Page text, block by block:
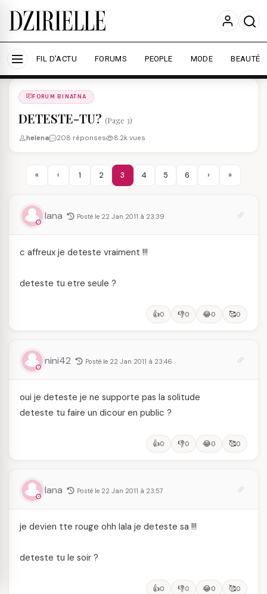
Nous utilisons des cookies pour améliorer votre
expérience et mesurer l'audience.
En savoir plus
Accepter tout Personnaliser
FIL D'ACTU FORUMS PEOPLE MODE BEAUTÉ
Forums
FORUM BINATNA
DETESTE-TU? (Page 3)
helena 208 réponses 8.2k vues
« ‹ 1 2 3 4 5 6 › »
lana Posté le 22 Jan 2011 à 23:39
c affreux je deteste vraiment !!!
deteste tu etre seule ?
👍0 👎0 😂0 🥰0
nini42 Posté le 22 Jan 2011 à 23:46
oui je deteste je ne supporte pas la solitude
deteste tu faire un dicour en public ?
👍0 👎0 😂0 🥰0
lana Posté le 22 Jan 2011 à 23:57
je devien tte rouge ohh lala je deteste sa !!!
deteste tu le soir ?
👍0 👎0 😂0 🥰0